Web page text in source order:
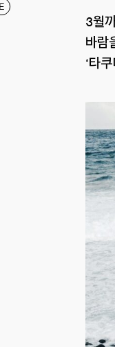
3월
바람
‘타